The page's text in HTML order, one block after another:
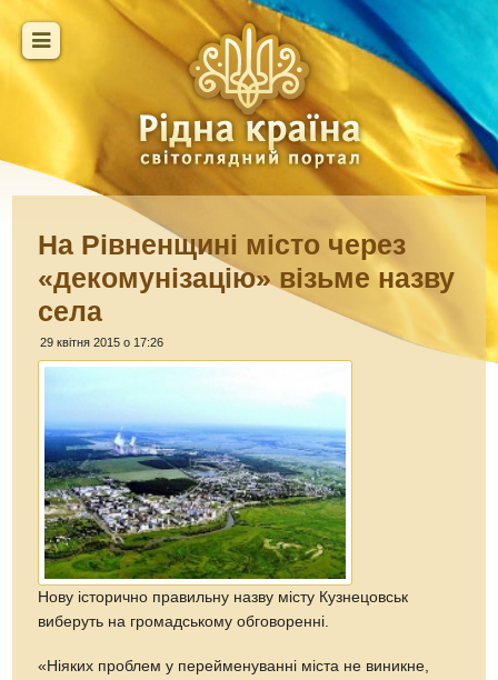
На Рівненщині місто через
«декомунізацію» візьме назву
села
29 квітня 2015 о 17:26
Нову історично правильну назву місту Кузнецовськ
виберуть на громадському обговоренні.
«Ніяких проблем у перейменуванні міста не виникне,